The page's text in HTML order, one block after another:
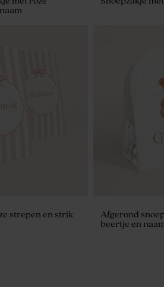
strepen en strik
Afgerond
beertje en